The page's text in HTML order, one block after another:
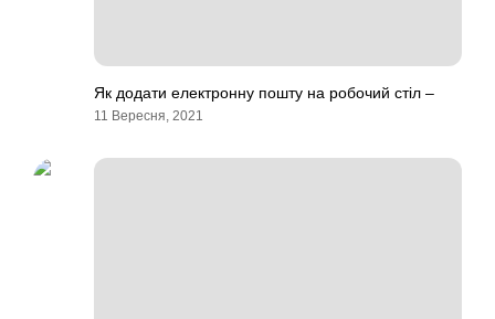
Як додати електронну пошту на робочий стіл –
11 Вересня, 2021